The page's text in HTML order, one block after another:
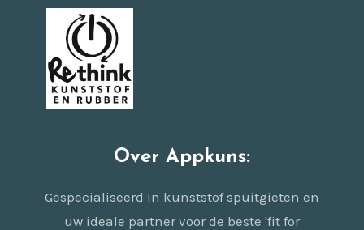
Over Appkuns:
Gespecialiseerd in kunststof spuitgieten en
uw ideale partner voor de beste 'fit for